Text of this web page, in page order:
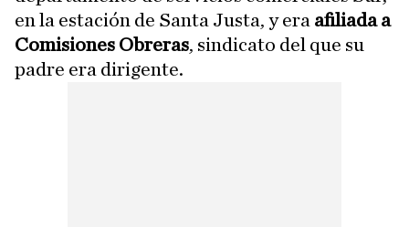
en la estación de Santa Justa, y era afiliada a
Comisiones Obreras, sindicato del que su
padre era dirigente.